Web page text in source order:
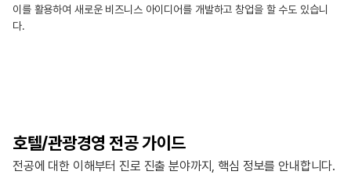
이를 활용하여 새로운 비즈니스 아이디어를 개발하고 창업을 할 수도 있습니
다.
호텔/관광경영 전공 가이드
전공에 대한 이해부터 진로 진출 분야까지, 핵심 정보를 안내합니다.